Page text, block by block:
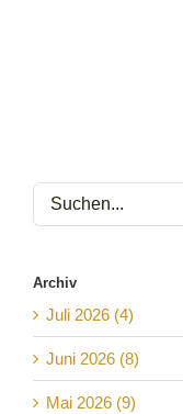
Suche
nach:
Archiv
Juli 2026 (4)
Juni 2026 (8)
Mai 2026 (9)